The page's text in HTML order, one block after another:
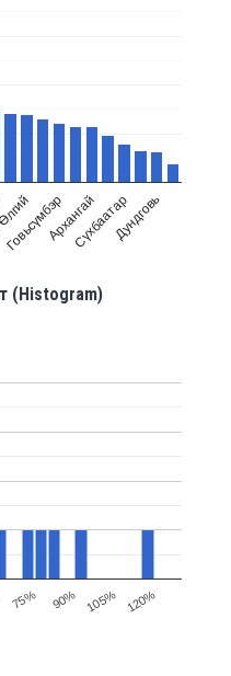
ГовьсүмбэрАрхангайСүхбаатарДундговь
(Histogram)
75% 90% 105% 120%